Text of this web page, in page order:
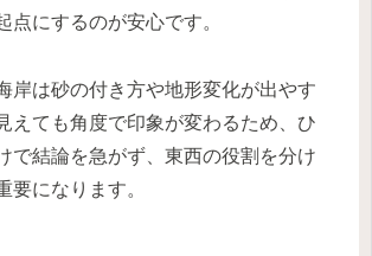
点にするのが安心です。
岸は砂の付き方や地形変化が出やす
えても角度で印象が変わるため、ひ
で結論を急がず、東西の役割を分け
要になります。